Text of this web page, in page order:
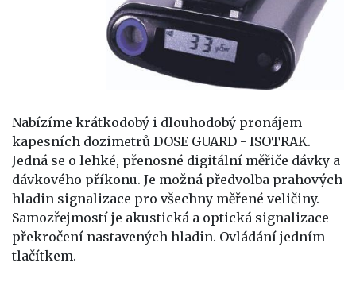
Nabízíme krátkodobý i dlouhodobý pronájem
kapesních dozimetrů DOSE GUARD - ISOTRAK.
Jedná se o lehké, přenosné digitální měřiče dávky a
dávkového příkonu. Je možná předvolba prahových
hladin signalizace pro všechny měřené veličiny.
Samozřejmostí je akustická a optická signalizace
překročení nastavených hladin. Ovládání jedním
tlačítkem.